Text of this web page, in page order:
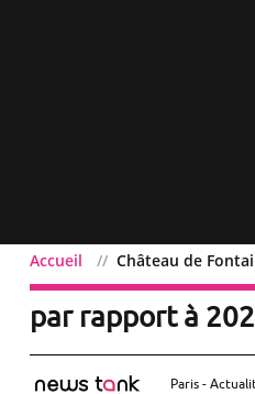
Accueil Château de
Château de
par rapport à
Paris -